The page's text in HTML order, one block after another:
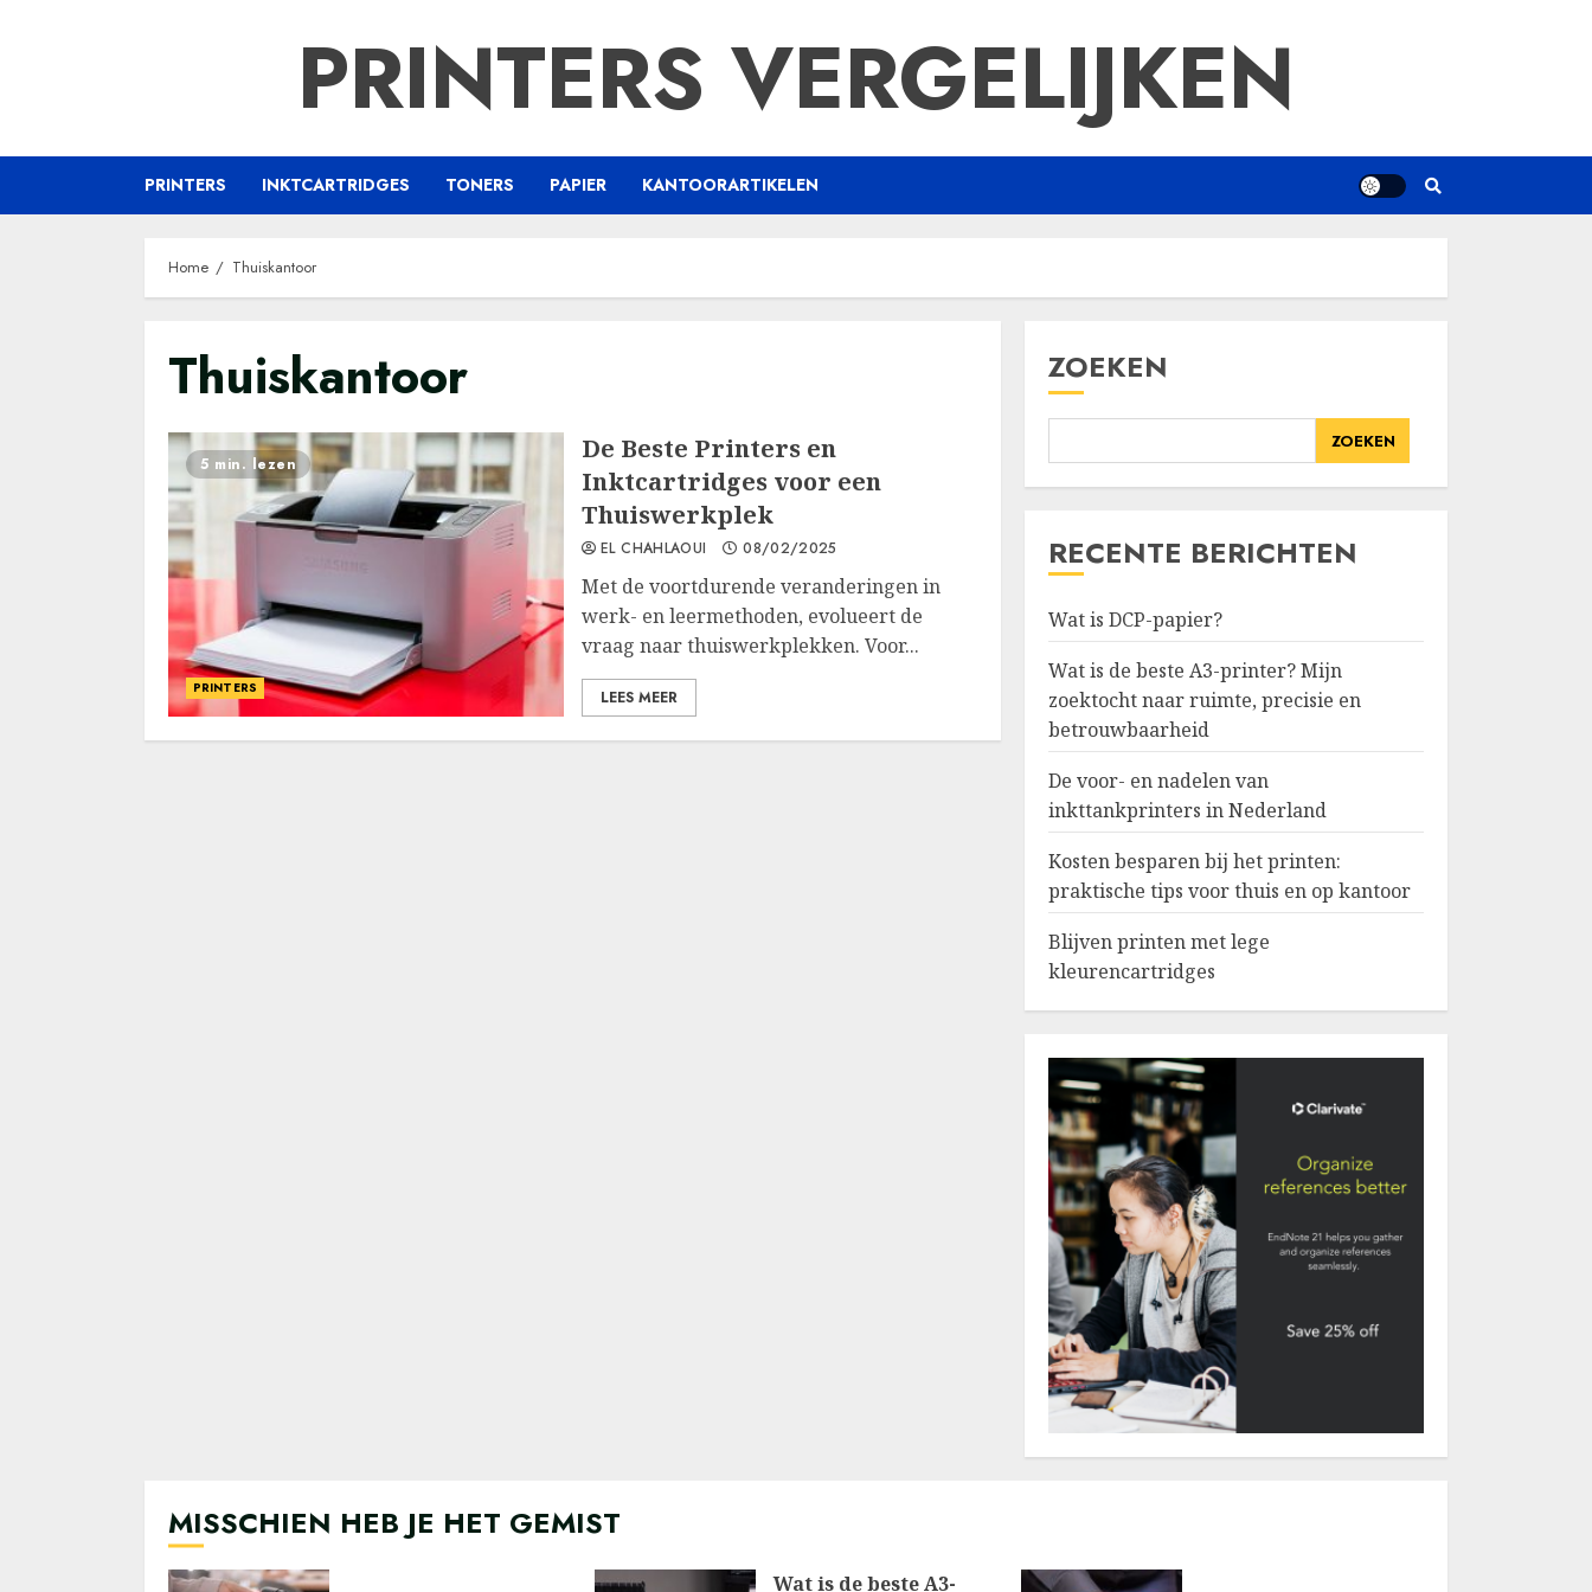
PRINTERS VERGELIJKEN
PRINTERS INKTCARTRIDGES TONERS PAPIER KANTOORARTIKELEN
Home Thuiskantoor
Thuiskantoor
5 min. lezen
PRINTERS
De Beste Printers en
Inktcartridges voor een
Thuiswerkplek
EL CHAHLAOUI 08/02/2025
Met de voortdurende veranderingen in
werk- en leermethoden, evolueert de
vraag naar thuiswerkplekken. Voor...
LEES MEER
ZOEKEN
ZOEKEN
RECENTE BERICHTEN
Wat is DCP-papier?
Wat is de beste A3-printer? Mijn
zoektocht naar ruimte, precisie en
betrouwbaarheid
De voor- en nadelen van
inkttankprinters in Nederland
Kosten besparen bij het printen:
praktische tips voor thuis en op kantoor
Blijven printen met lege
kleurencartridges
MISSCHIEN HEB JE HET GEMIST
Wat is de beste A3-